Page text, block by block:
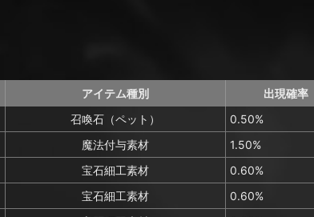
アイテム種別
出現確率
召喚石（ペット）
0.50%
魔法付与素材
1.50%
宝石細工素材
0.60%
宝石細工素材
0.60%